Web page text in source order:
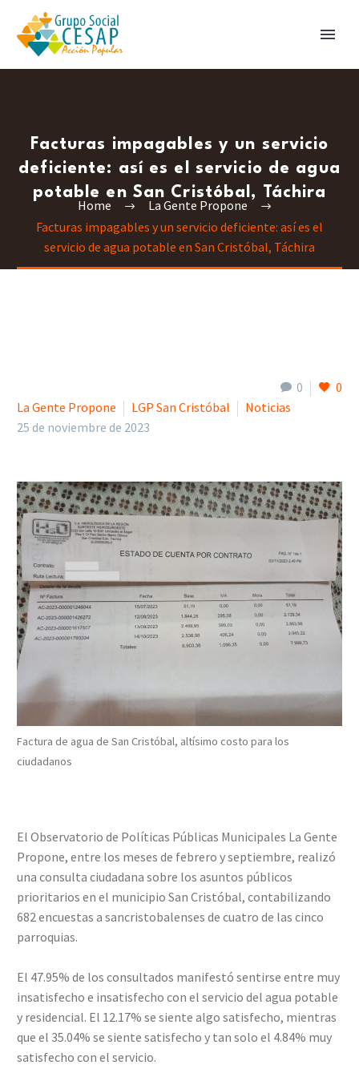
Facturas impagables y un servicio
deficiente: así es el servicio de agua
potable en San Cristóbal, Táchira
Home
La Gente Propone
Facturas impagables y un servicio deficiente: así es el
servicio de agua potable en San Cristóbal, Táchira
0
0
La Gente Propone
LGP San Cristóbal
Noticias
25 de noviembre de 2023
Factura de agua de San Cristóbal, altísimo costo para los
ciudadanos
El Observatorio de Políticas Públicas Municipales La Gente
Propone, entre los meses de febrero y septiembre, realizó
una consulta ciudadana sobre los asuntos públicos
prioritarios en el municipio San Cristóbal, contabilizando
682 encuestas a sancristobalenses de cuatro de las cinco
parroquias.
El 47.95% de los consultados manifestó sentirse entre muy
insatisfecho e insatisfecho con el servicio del agua potable
y residencial. El 12.17% se siente algo satisfecho, mientras
que el 35.04% se siente satisfecho y tan solo el 4.84% muy
satisfecho con el servicio.